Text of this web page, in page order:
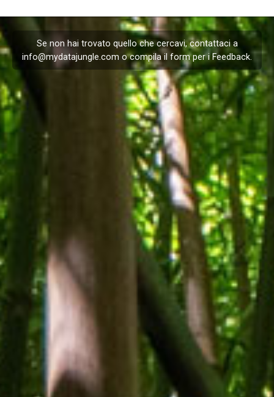
Se non hai trovato quello che cercavi, contattaci a
info@mydatajungle.com o compila il form per i Feedback